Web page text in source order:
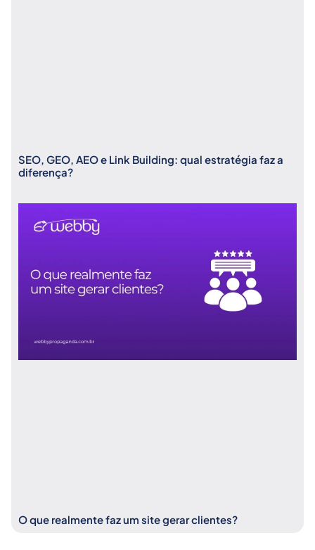
SEO, GEO, AEO e Link Building: qual estratégia faz a
diferença?
O que realmente faz um site gerar clientes?